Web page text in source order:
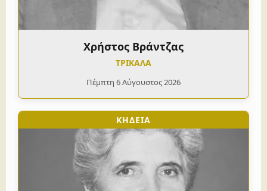
Χρήστος Βράντζας
ΤΡΙΚΑΛΑ
Πέμπτη 6 Αύγουστος 2026
ΚΗΔΕΙΑ